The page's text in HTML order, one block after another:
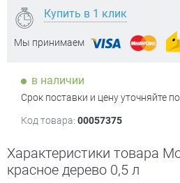
Купить в 1 клик
Мы принимаем
в наличии
Срок поставки и цену уточняйте по
Код товара: 00057375
Характеристики товара
красное дерево 0,5 л